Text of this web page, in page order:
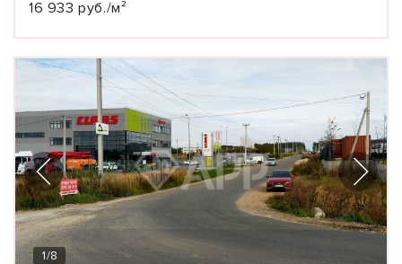
16 933 руб./м²
1/8